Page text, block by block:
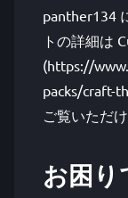
panther134
トの詳細は
(https://
packs/craft-
ご覧いただけ
お困り